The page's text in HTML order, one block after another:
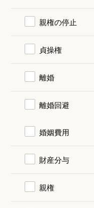
親権の停止
貞操権
離婚
離婚回避
婚姻費用
財産分与
親権